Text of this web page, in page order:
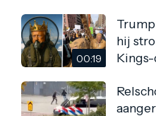
00:19
hij